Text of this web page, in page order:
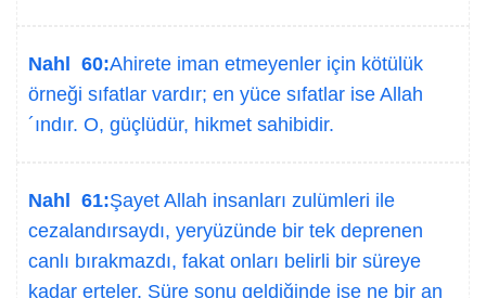
Nahl 60:Ahirete iman etmeyenler için kötülük
örneği sıfatlar vardır; en yüce sıfatlar ise Allah
´ındır. O, güçlüdür, hikmet sahibidir.
Nahl 61:Şayet Allah insanları zulümleri ile
cezalandırsaydı, yeryüzünde bir tek deprenen
canlı bırakmazdı, fakat onları belirli bir süreye
kadar erteler. Süre sonu geldiğinde ise ne bir an